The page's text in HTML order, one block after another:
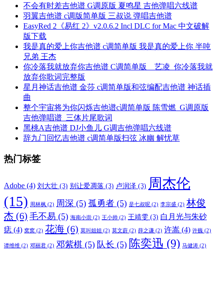
不会有时差吉他谱 G调原版 夏鸣星 吉他弹唱六线谱
羽翼吉他谱 c调版简单版 三叔说 弹唱吉他谱
EasyRed 2《易红 2》v2.0.6.2 Incl DLC for Mac 中文破解
版下载
我是真的爱上你吉他谱 c调简单版 我是真的爱上你 半吨
兄弟 王杰
你冷落我就放弃你吉他谱 C调简单版__艺凌_你冷落我就
放弃你歌词完整版
星月神话吉他谱 金莎 c调简单版和弦编配吉他谱 神话插
曲
整个宇宙将为你闪烁吉他谱c调简单版 陈雪燃_G调原版
吉他弹唱谱_三体片尾歌词
黑桃A吉他谱 DJ小鱼儿 G调吉他弹唱六线谱
辞九门回忆吉他谱 c调简单版扫弦 冰幽 解忧草
热门标签
Adobe (4) 刘大壮 (3) 别让爱凋落 (3) 卢润泽 (3) 周杰伦
(15) 周林枫 (2) 周深 (5) 孤勇者 (5) 是七叔呢 (2) 李宗盛 (2) 林俊
杰 (6) 毛不易 (5) 海南小崇 (2) 王小帅 (2) 王靖雯 (3) 白月光与朱砂
痣 (4) 窝窝 (2) 花海 (6) 莫叫姐姐 (2) 莫文蔚 (2) 薛之谦 (2) 许嵩 (4) 许巍 (2)
谭维维 (2) 邓丽君 (2) 邓紫棋 (5) 队长 (5) 陈奕迅 (9) 马健涛 (2)